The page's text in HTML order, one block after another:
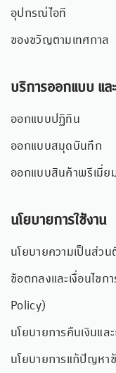
อุปกรณ์ไอที
ของขวัญตามเทศกาล
บริการออกแบบ แ
ออกแบบปฏิทิน
ออกแบบสมุดบันทึก
ออกแบบสินค้าพรีเมี่ย
นโยบายการใช้งาน
นโยบายความเป็นส่วน
ข้อตกลงและเงื่อนไขก
Policy)
นโยบายการคืนเงินแล
นโยบายการแก้ปัญหา